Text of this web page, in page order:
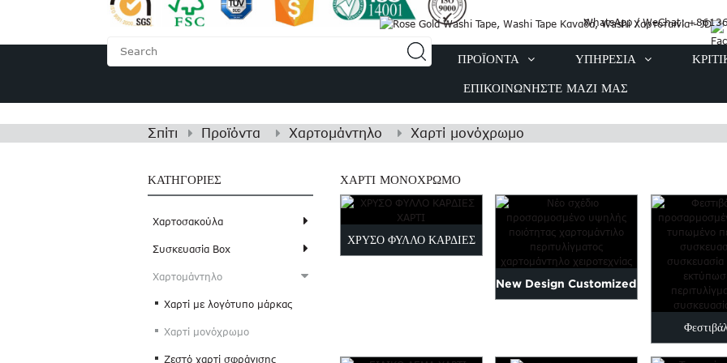
WhatsApp / WeChat:
ΠΡΟΪΌΝΤΑ ΥΠΗΡΕΣΊΑ
ΕΠΙΚΟΙΝΩΝΉΣΤΕ ΜΑΖΊ ΜΑΣ
Σπίτι Προϊόντα Χαρτομάντηλο Χαρτί μονόχρωμο
ΚΑΤΗΓΟΡΊΕΣ
Χαρτοσακούλα
Συσκευασία Box
Χαρτομάντηλο
Χαρτί με λογότυπο μάρκας
Χαρτί μονόχρωμο
Ζεστό χαρτί σφράγισης
ΧΑΡΤΊ ΜΟΝΌΧΡΩΜΟ
ΧΡΥΣΟ ΦΥΛΛΟ ΚΑΡΔΙΕΣ
New Design Customized